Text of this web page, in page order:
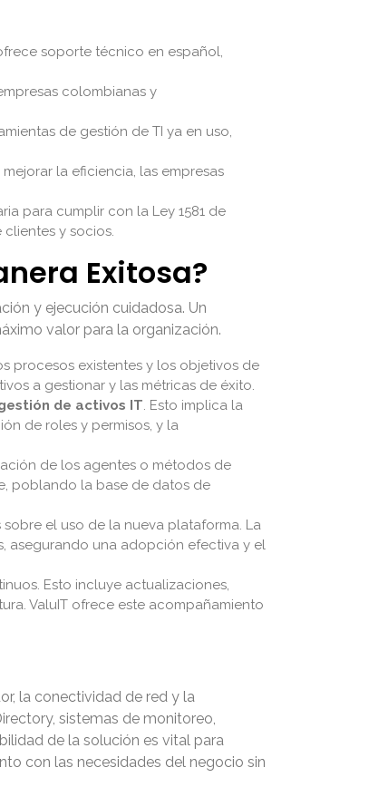
soporte técnico en español,
colombianas y
de gestión de TI ya en uso,
la eficiencia, las empresas
para cumplir con la Ley 1581 de
y socios.
Exitosa?
y ejecución cuidadosa. Un
valor para la organización.
procesos existentes y los objetivos de
a gestionar y las métricas de éxito.
de activos IT. Esto implica la
de roles y permisos, y la
de los agentes o métodos de
poblando la base de datos de
el uso de la nueva plataforma. La
asegurando una adopción efectiva y el
Esto incluye actualizaciones,
ValuIT ofrece este acompañamiento
la conectividad de red y la
sistemas de monitoreo,
de la solución es vital para
con las necesidades del negocio sin